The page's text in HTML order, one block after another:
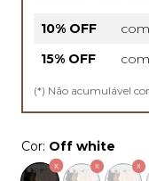
10% OFF
15% OFF
(*) Não acumulável
Cor: Off white